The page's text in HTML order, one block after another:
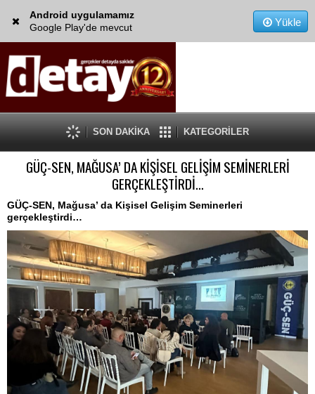
Android uygulamamız
Google Play'de mevcut
Yükle
SON DAKİKA KATEGORİLER
GÜÇ-SEN, MAĞUSA’ DA KİŞİSEL GELİŞİM SEMİNERLERİ
GERÇEKLEŞTİRDİ…
GÜÇ-SEN, Mağusa’ da Kişisel Gelişim Seminerleri
gerçekleştirdi…